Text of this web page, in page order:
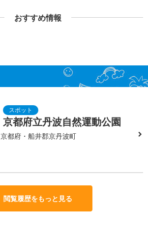
おすすめ情報
京都府立丹波自然運動公園
京都府・船井郡京丹波町
閲覧履歴をもっと見る